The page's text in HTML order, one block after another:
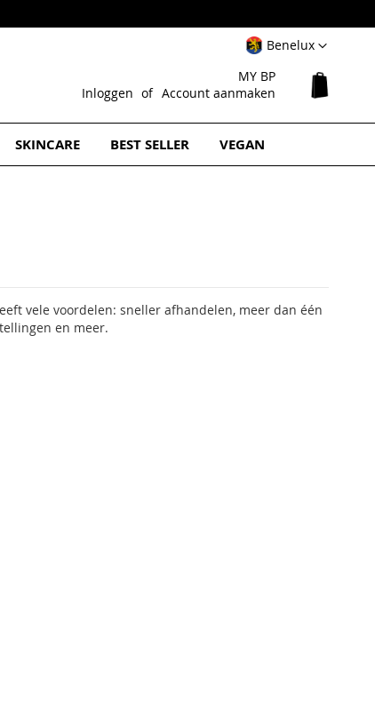
SelectBenelux
MY BP
Inloggen
Account aanmaken
SKINCARE BEST SELLER VEGAN
vele voordelen: sneller afhandelen, meer dan één
en meer.